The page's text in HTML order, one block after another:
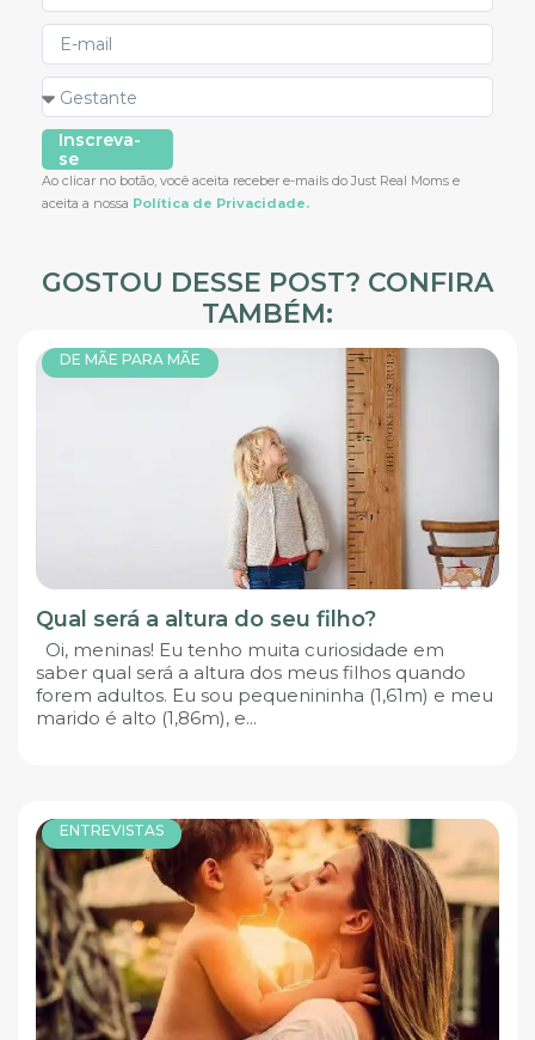
Inscreva-
se
Ao clicar no botão, você aceita receber e-mails do Just Real Moms e
aceita a nossa Política de Privacidade.
GOSTOU DESSE POST? CONFIRA
TAMBÉM:
DE MÃE PARA MÃE
Qual será a altura do seu filho?
Oi, meninas! Eu tenho muita curiosidade em
saber qual será a altura dos meus filhos quando
forem adultos. Eu sou pequenininha (1,61m) e meu
marido é alto (1,86m), e...
ENTREVISTAS